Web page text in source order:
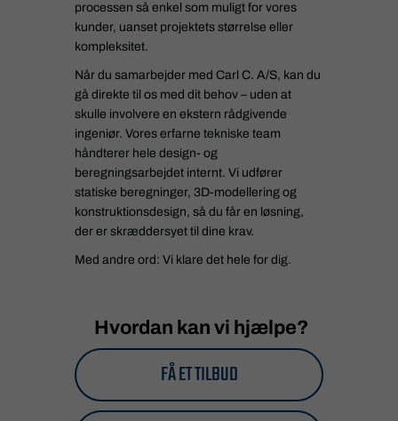
processen så enkel som muligt for vores
kunder, uanset projektets størrelse eller
kompleksitet.
Når du samarbejder med Carl C. A/S, kan du
gå direkte til os med dit behov – uden at
skulle involvere en ekstern rådgivende
ingeniør. Vores erfarne tekniske team
håndterer hele design- og
beregningsarbejdet internt. Vi udfører
statiske beregninger, 3D-modellering og
konstruktionsdesign, så du får en løsning,
der er skræddersyet til dine krav.
Med andre ord: Vi klare det hele for dig.
Hvordan kan vi hjælpe?
FÅ ET TILBUD